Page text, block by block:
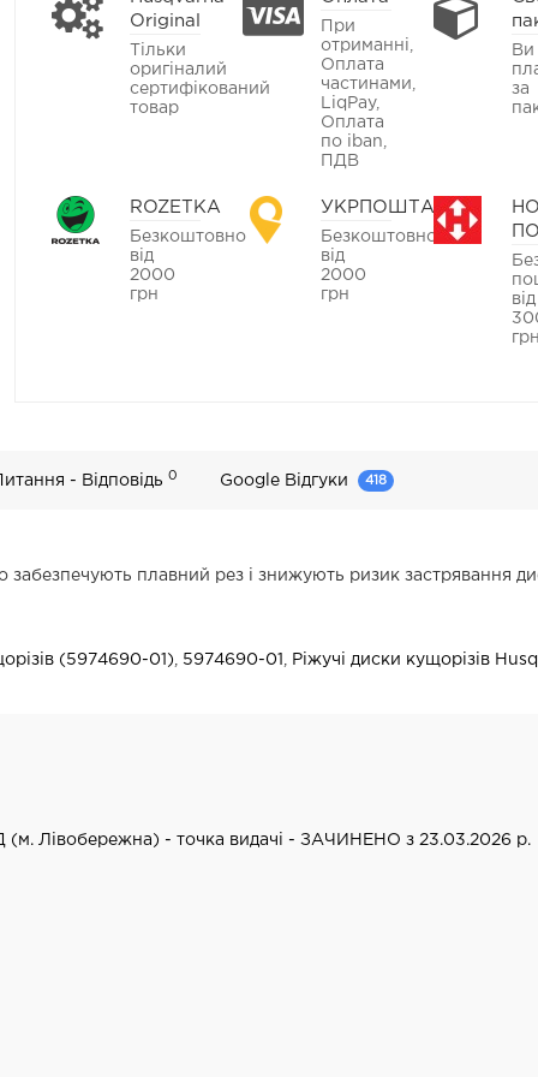
Original
Тільки
оригіналий
сертифікований
товар
При
отриманні,
Оплата
частинами,
LiqPay,
Оплата
по iban,
ПДВ
Ви
за
ROZETKA
Безкоштовно
від
2000
грн
УКРПОШТА
Безкоштовно
від
2000
грн
від
грн
- Відповідь0 Google Відгуки 418
забезпечують плавний рез і знижують ризик застрявання
(5974690-01) 5974690-01 Ріжучі диски кущорізів
(м. Лівобережна) - точка видачі - ЗАЧИНЕНО з 23.03.2026 р.